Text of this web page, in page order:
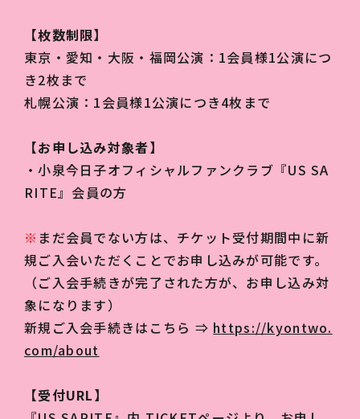
【枚数制限】
東京・愛知・大阪・福岡公演：1会員様1公演につ
き2枚まで
札幌公演：1会員様1公演につき4枚まで
【お申し込み対象者】
・小泉今日子オフィシャルファンクラブ『US SA
RITE』会員の方
※ まだ会員でない方は、チケット受付期間中に新
規ご入会いただくことでお申し込みが可能です。
（ご入会手続きが完了された方が、お申し込み対
象になります）
新規ご入会手続きはこちら ⇒ https://kyontwo.
com/about
【受付URL】